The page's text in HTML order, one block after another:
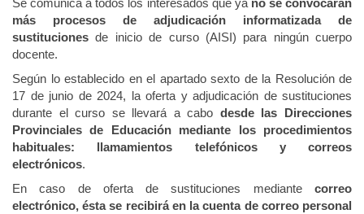
más procesos de adjudicación informatizada de
sustituciones de inicio de curso (AISI) para ningún cuerpo
docente.
Según lo establecido en el apartado sexto de la Resolución de
17 de junio de 2024, la oferta y adjudicación de sustituciones
durante el curso se llevará a cabo desde las Direcciones
Provinciales de Educación mediante los procedimientos
habituales: llamamientos telefónicos y correos
electrónicos.
En caso de oferta de sustituciones mediante correo
electrónico, ésta se recibirá en la cuenta de correo personal